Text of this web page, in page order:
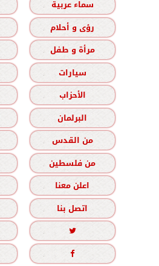
سماء عربية
رؤى و أحلام
مرأة و طفل
سيارات
الأحزاب
البرلمان
من القدس
من فلسطين
اعلن معنا
اتصل بنا

